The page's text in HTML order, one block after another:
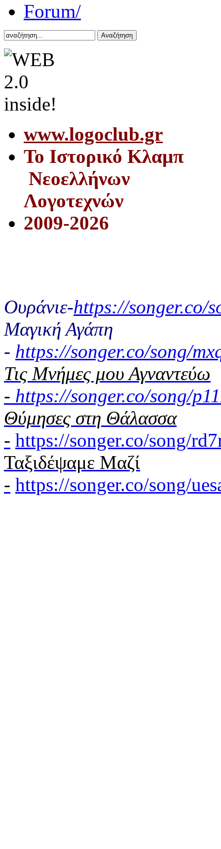
Forum/
Αναζήτηση
www.logoclub.gr
Το Iστορικό Κλαμπ
Νεοελλήνων
Λογοτεχνών
2009-2026
Ουράνιε-https://songer.co/
Μαγική Αγάπη
- https://songer.co/song/
Τις Μνήμες μου Αγναντεύω
- https://songer.co/song/
Θύμησες στη Θάλασσα
- https://songer.co/song/
Ταξιδέψαμε Μαζί
- https://songer.co/song/